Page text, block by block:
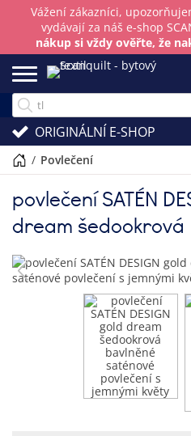
Vážení zákazníci,
vydávají za náš e-shop
nákup si vždy ověřte, že
ORIGINÁLNÍ E-SHOP
/ povlečení
povlečení SATÉN
dream šedookrová